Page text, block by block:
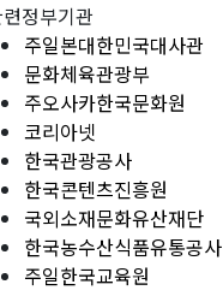
정부기관
주일본대한민국대사관
문화체육관광부
주오사카한국문화원
코리아넷
한국관광공사
한국콘텐츠진흥원
국외소재문화유산재단
한국농수산식품유통공사
주일한국교육원